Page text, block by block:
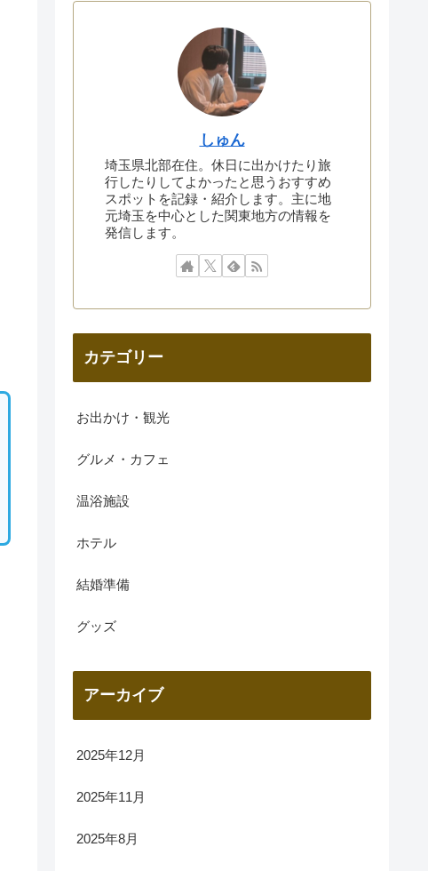
しゅん
埼玉県北部在住。休日に出かけたり旅
行したりしてよかったと思うおすすめ
スポットを記録・紹介します。主に地
元埼玉を中心とした関東地方の情報を
発信します。
カテゴリー
お出かけ・観光
グルメ・カフェ
温浴施設
ホテル
結婚準備
グッズ
アーカイブ
2025年12月
2025年11月
2025年8月